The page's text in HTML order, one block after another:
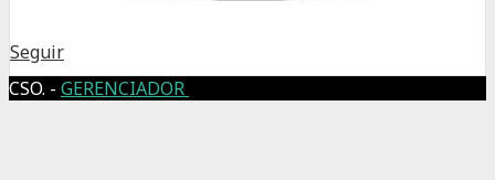
Seguir
CSO. - GERENCIADOR